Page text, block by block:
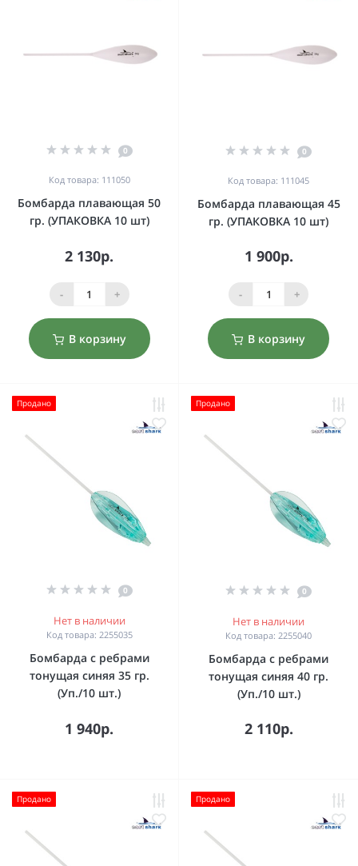
0
Код товара: 111050
Бомбарда плавающая 50
гр. (УПАКОВКА 10 шт)
2 130р.
- +
В корзину
0
Код товара: 111045
Бомбарда плавающая 45
гр. (УПАКОВКА 10 шт)
1 900р.
- +
В корзину
Продано
0
Нет в наличии
Код товара: 2255035
Бомбарда с ребрами
тонущая синяя 35 гр.
(Уп./10 шт.)
1 940р.
Продано
0
Нет в наличии
Код товара: 2255040
Бомбарда с ребрами
тонущая синяя 40 гр.
(Уп./10 шт.)
2 110р.
Продано Продано